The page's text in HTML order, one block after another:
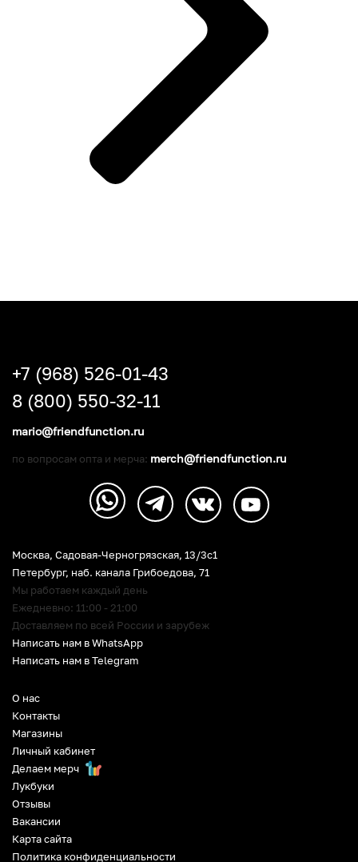
О нас
Контакты
Магазины
Личный кабинет
Делаем мерч
Лукбуки
Отзывы
Вакансии
Карта сайта
Политика конфиденциальности
Москва, Садовая-Черногрязская, 13/3c1
Петербург, наб. канала Грибоедова, 71
Мы работаем каждый день
Ежедневно: 11:00 - 21:00
Доставляем по всей России и зарубеж
Написать нам в WhatsApp
Написать нам в Telegram
+7 (968) 526-01-43
8 (800) 550-32-11
mario@friendfunction.ru
по вопросам опта и мерча: merch@friendfunction.ru